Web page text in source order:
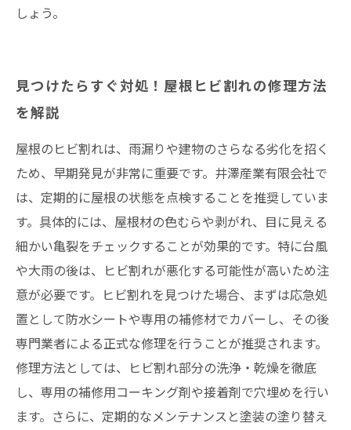
しょう。
見つけたらすぐ対処！屋根ヒビ割れの修理方法
を解説
屋根のヒビ割れは、雨漏りや建物のさらなる劣化を招く
ため、早期発見が非常に重要です。井澤産業有限会社で
は、定期的に屋根の状態を点検することを推奨していま
す。具体的には、屋根材の色むらや剥がれ、目に見える
細かい亀裂をチェックすることが効果的です。特に台風
や大雨の後は、ヒビ割れが悪化する可能性が高いため注
意が必要です。ヒビ割れを見つけた場合、まずは応急処
置として防水シートや専用の補修材でカバーし、その後
専門業者による正式な修理を行うことが推奨されます。
修理方法としては、ヒビ割れ部分の洗浄・乾燥を徹底
し、専用の補修用コーキング剤や接着剤で穴埋めを行い
ます。さらに、定期的なメンテナンスと塗装の塗り替え